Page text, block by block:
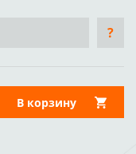
?
В корзину